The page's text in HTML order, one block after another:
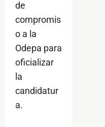
de
compromis
o a la
Odepa para
oficializar
la
candidatur
a.